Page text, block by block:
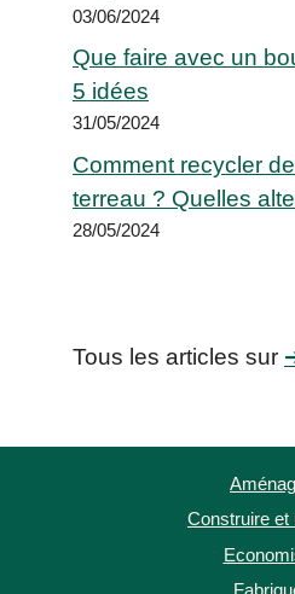
03/06/2024
Que faire avec un
5 idées
31/05/2024
Comment recycler
terreau ? Quelles
28/05/2024
Tous les articles sur
Construire et